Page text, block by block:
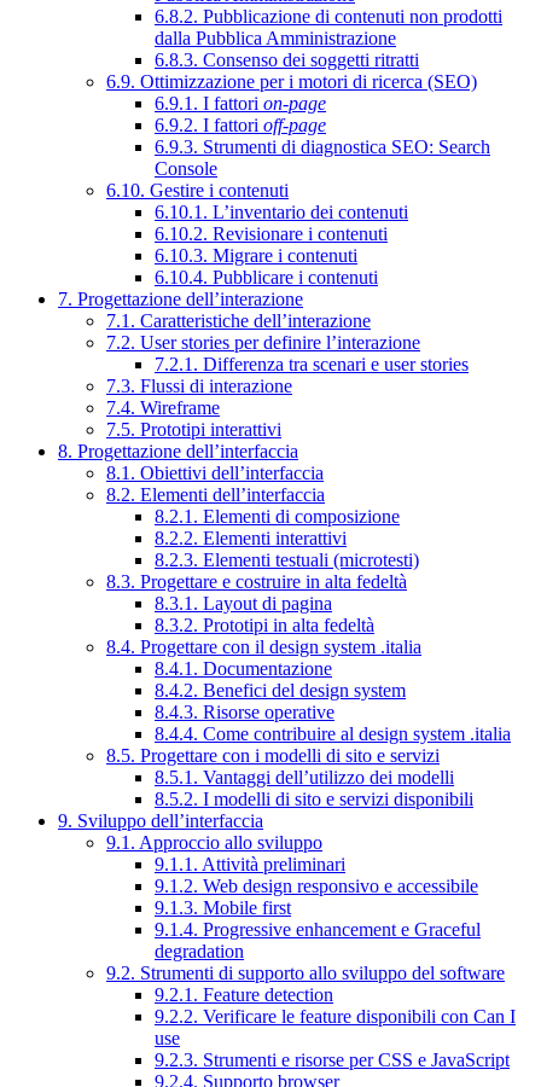
6.8.2. Pubblicazione di contenuti non prodotti
dalla Pubblica Amministrazione
6.8.3. Consenso dei soggetti ritratti
6.9. Ottimizzazione per i motori di ricerca (SEO)
6.9.1. I fattori on-page
6.9.2. I fattori off-page
6.9.3. Strumenti di diagnostica SEO: Search
Console
6.10. Gestire i contenuti
6.10.1. L’inventario dei contenuti
6.10.2. Revisionare i contenuti
6.10.3. Migrare i contenuti
6.10.4. Pubblicare i contenuti
7. Progettazione dell’interazione
7.1. Caratteristiche dell’interazione
7.2. User stories per definire l’interazione
7.2.1. Differenza tra scenari e user stories
7.3. Flussi di interazione
7.4. Wireframe
7.5. Prototipi interattivi
8. Progettazione dell’interfaccia
8.1. Obiettivi dell’interfaccia
8.2. Elementi dell’interfaccia
8.2.1. Elementi di composizione
8.2.2. Elementi interattivi
8.2.3. Elementi testuali (microtesti)
8.3. Progettare e costruire in alta fedeltà
8.3.1. Layout di pagina
8.3.2. Prototipi in alta fedeltà
8.4. Progettare con il design system .italia
8.4.1. Documentazione
8.4.2. Benefici del design system
8.4.3. Risorse operative
8.4.4. Come contribuire al design system .italia
8.5. Progettare con i modelli di sito e servizi
8.5.1. Vantaggi dell’utilizzo dei modelli
8.5.2. I modelli di sito e servizi disponibili
9. Sviluppo dell’interfaccia
9.1. Approccio allo sviluppo
9.1.1. Attività preliminari
9.1.2. Web design responsivo e accessibile
9.1.3. Mobile first
9.1.4. Progressive enhancement e Graceful
degradation
9.2. Strumenti di supporto allo sviluppo del software
9.2.1. Feature detection
9.2.2. Verificare le feature disponibili con Can I
use
9.2.3. Strumenti e risorse per CSS e JavaScript
9.2.4. Supporto browser